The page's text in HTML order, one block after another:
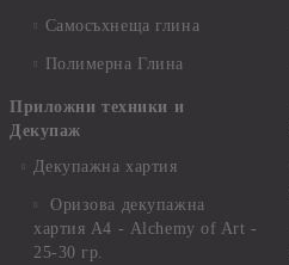
Самосъхнеща глина
Полимерна Глина
Приложни техники и
Декупаж
Декупажна хартия
Оризова декупажна
хартия А4 - Alchemy of Art -
25-30 гр.